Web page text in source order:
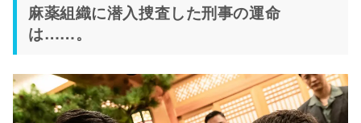
麻薬組織に潜入捜査した刑事の運命
は……。